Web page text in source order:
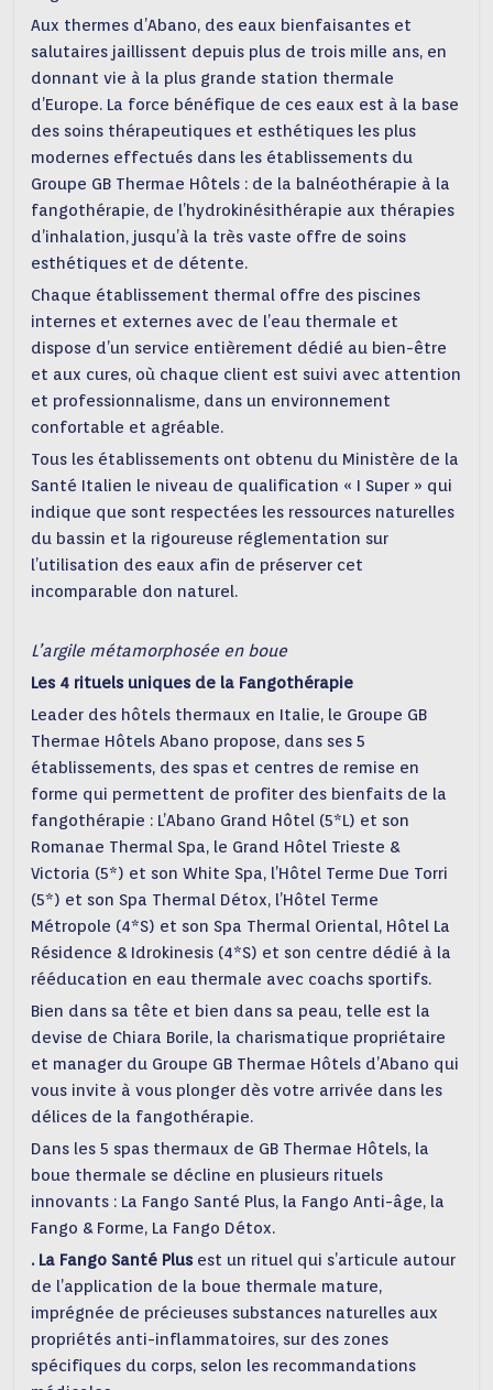
Aux thermes d’Abano, des eaux bienfaisantes et
salutaires jaillissent depuis plus de trois mille ans, en
donnant vie à la plus grande station thermale
d’Europe. La force bénéfique de ces eaux est à la base
des soins thérapeutiques et esthétiques les plus
modernes effectués dans les établissements du
Groupe GB Thermae Hôtels : de la balnéothérapie à la
fangothérapie, de l’hydrokinésithérapie aux thérapies
d’inhalation, jusqu’à la très vaste offre de soins
esthétiques et de détente.
Chaque établissement thermal offre des piscines
internes et externes avec de l’eau thermale et
dispose d’un service entièrement dédié au bien-être
et aux cures, où chaque client est suivi avec attention
et professionnalisme, dans un environnement
confortable et agréable.
Tous les établissements ont obtenu du Ministère de la
Santé Italien le niveau de qualification « I Super » qui
indique que sont respectées les ressources naturelles
du bassin et la rigoureuse réglementation sur
l’utilisation des eaux afin de préserver cet
incomparable don naturel.
L’argile métamorphosée en boue
Les 4 rituels uniques de la Fangothérapie
Leader des hôtels thermaux en Italie, le Groupe GB
Thermae Hôtels Abano propose, dans ses 5
établissements, des spas et centres de remise en
forme qui permettent de profiter des bienfaits de la
fangothérapie : L’Abano Grand Hôtel (5*L) et son
Romanae Thermal Spa, le Grand Hôtel Trieste &
Victoria (5*) et son White Spa, l’Hôtel Terme Due Torri
(5*) et son Spa Thermal Détox, l’Hôtel Terme
Métropole (4*S) et son Spa Thermal Oriental, Hôtel La
Résidence & Idrokinesis (4*S) et son centre dédié à la
rééducation en eau thermale avec coachs sportifs.
Bien dans sa tête et bien dans sa peau, telle est la
devise de Chiara Borile, la charismatique propriétaire
et manager du Groupe GB Thermae Hôtels d’Abano qui
vous invite à vous plonger dès votre arrivée dans les
délices de la fangothérapie.
Dans les 5 spas thermaux de GB Thermae Hôtels, la
boue thermale se décline en plusieurs rituels
innovants : La Fango Santé Plus, la Fango Anti-âge, la
Fango & Forme, La Fango Détox.
. La Fango Santé Plus est un rituel qui s’articule autour
de l’application de la boue thermale mature,
imprégnée de précieuses substances naturelles aux
propriétés anti-inflammatoires, sur des zones
spécifiques du corps, selon les recommandations